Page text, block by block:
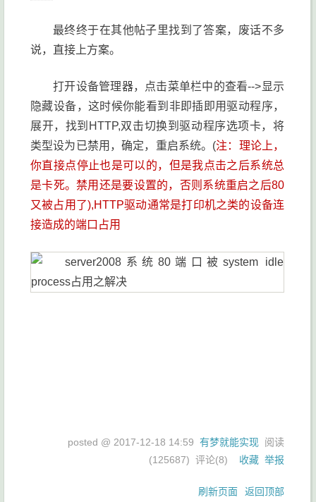
最终终于在其他帖子里找到了答案，废话不多
说，直接上方案。
打开设备管理器，点击菜单栏中的查看-->显示
隐藏设备，这时候你能看到非即插即用驱动程序，
展开，找到HTTP,双击切换到驱动程序选项卡，将
类型设为已禁用，确定，重启系统。(注：理论上，
你直接点停止也是可以的，但是我点击之后系统总
是卡死。禁用还是要设置的，否则系统重启之后80
又被占用了),HTTP驱动通常是打印机之类的设备连
接造成的端口占用
posted @ 2017-12-18 14:59 有梦就能实现 阅读
(125687) 评论(8) 收藏 举报
刷新页面 返回顶部